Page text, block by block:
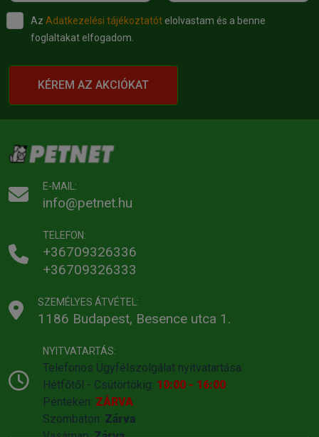
Az Adatkezelési tájékoztatót elolvastam és a benne
foglaltakat elfogadom.
KÉREM AZ AKCIÓKAT
E-MAIL:
info@petnet.hu
TELEFON:
+36709326336
+36709326333
SZEMÉLYES ÁTVÉTEL:
1186 Budapest, Besence utca 1.
NYITVATARTÁS:
Telefonos Ügyfélszolgálat nyitvatartása:
Hétfőtől - Csütörtökig: 10:00 - 16:00
Pénteken: ZÁRVA
Szombaton: Zárva